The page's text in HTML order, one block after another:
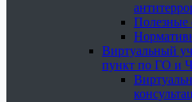
Полезные
Виртуальный
пункт по ГО и